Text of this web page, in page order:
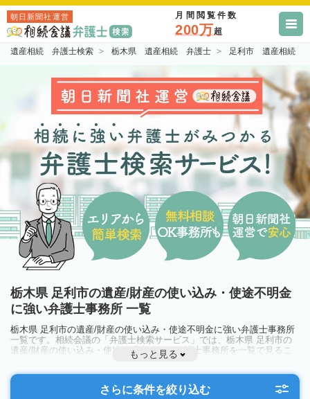
朝日新聞社運営 月間閲覧件数
200万超
遺産相続 弁護士検索 栃木県 遺産相続 弁護士 足利市 遺産相続
栃木県 足利市の遺産/財産の使い込み・使途不明金
に強い弁護士事務所 一覧
栃木県 足利市の遺産/財産の使い込み・使途不明金に強い弁護士事務所
一覧です。相続会議の「弁護士検索サービス」では、栃木県 足利市の
遺産/財産の使い込み・使途不明金に強い弁護士事務所を一覧で見るこ
とが出来ます。相続のトラブルやお悩みを抱えている方は一度近隣の弁
護士に相談してみましょう。
もっと見る
さらに条件を絞り込む